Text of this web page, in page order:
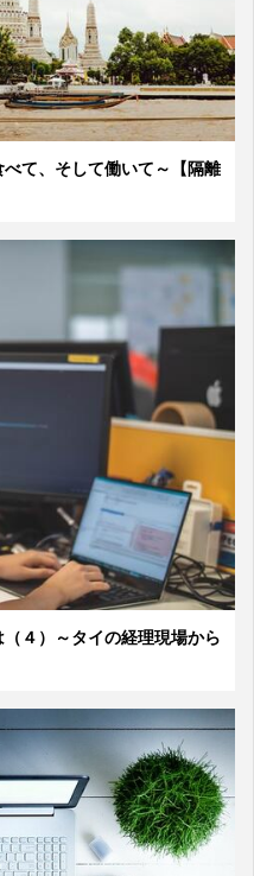
て、そして働いて～【隔離
４）～タイの経理現場から